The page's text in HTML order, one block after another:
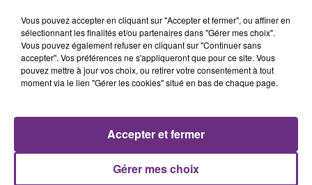
Vous pouvez accepter en cliquant sur "Accepter et fermer", ou affiner en
sélectionnant les finalités et/ou partenaires dans "Gérer mes choix".
Vous pouvez également refuser en cliquant sur "Continuer sans
accepter". Vos préférences ne s'appliqueront que pour ce site. Vous
pouvez mettre à jour vos choix, ou retirer votre consentement à tout
moment via le lien "Gérer les cookies" situé en bas de chaque page.
Gérer mes choix
Accepter et fermer